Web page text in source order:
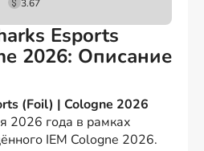
3.67
Esports
2026: Описание
(Foil) | Cologne 2026
2026 года в рамках
IEM Cologne 2026.